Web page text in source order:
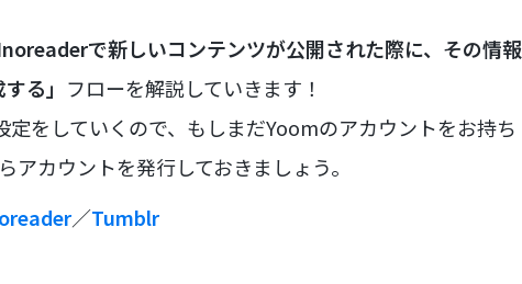
Inoreaderで新しいコンテンツが公開された際に、その情報
る」 フローを解説していきます！
をしていくので、もしまだYoomのアカウントをお持ち
アカウントを発行しておきましょう。
／Tumblr